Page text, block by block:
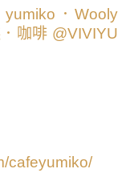
cafeyumiko/